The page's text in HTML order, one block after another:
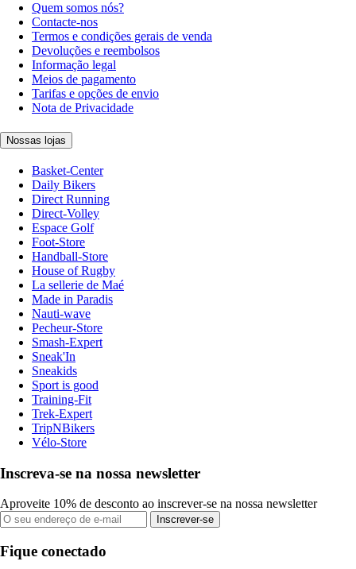
Quem somos nós?
Contacte-nos
Termos e condições gerais de venda
Devoluções e reembolsos
Informação legal
Meios de pagamento
Tarifas e opções de envio
Nota de Privacidade
Nossas lojas
Basket-Center
Daily Bikers
Direct Running
Direct-Volley
Espace Golf
Foot-Store
Handball-Store
House of Rugby
La sellerie de Maé
Made in Paradis
Nauti-wave
Pecheur-Store
Smash-Expert
Sneak'In
Sneakids
Sport is good
Training-Fit
Trek-Expert
TripNBikers
Vélo-Store
Inscreva-se na nossa newsletter
Aproveite 10% de desconto ao inscrever-se na nossa newsletter
Inscrever-se
Fique conectado